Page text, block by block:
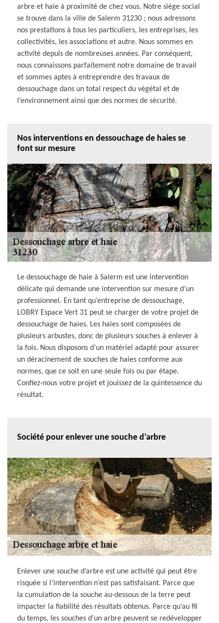
arbre et haie à proximité de chez vous. Notre siège social
se trouve dans la ville de Salerm 31230 ; nous adressons
nos prestations à tous les particuliers, les entreprises, les
collectivités, les associations et autre. Nous sommes en
activité depuis de nombreuses années. Par conséquent,
nous connaissons parfaitement notre domaine de travail
et sommes aptes à entreprendre des travaux de
dessouchage dans un total respect du végétal et de
l’environnement ainsi que des normes de sécurité.
Nos interventions en dessouchage de haies se
font sur mesure
Le dessouchage de haie à Salerm est une intervention
délicate qui demande une intervention sur mesure d’un
professionnel. En tant qu’entreprise de dessouchage,
LOBRY Espace Vert 31 peut se charger de votre projet de
dessouchage de haies. Les haies sont composées de
plusieurs arbustes, donc de plusieurs souches à enlever à
la fois. Nous disposons d’un matériel adapté pour assurer
un déracinement de souches de haies conforme aux
normes, que ce soit en une seule fois ou par étape.
Confiez-nous votre projet et jouissez de la quintessence du
résultat.
Société pour enlever une souche d’arbre
Enlever une souche d’arbre est une activité qui peut être
risquée si l’intervention n’est pas satisfaisant. Parce que
la cumulation de la souche au-dessous de la terre peut
impacter la fiabilité des résultats obtenus. Parce qu’au fil
du temps, les souches d’un arbre peuvent se redévelopper